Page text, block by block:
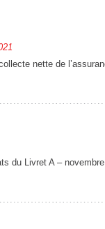
nette de
du Livret A –